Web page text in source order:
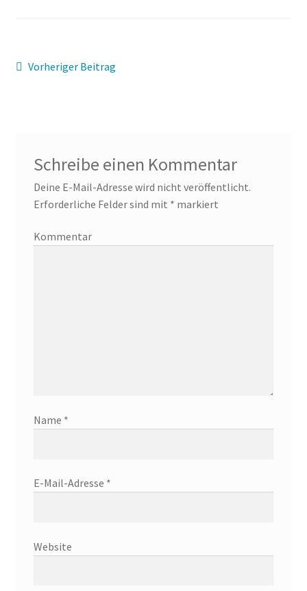
Beitragsnavigation
Vorheriger
Vorheriger Beitrag
Schreibe einen Kommentar
Deine E-Mail-Adresse wird nicht veröffentlicht.
Erforderliche Felder sind mit * markiert
Kommentar
Name *
E-Mail-Adresse *
Website